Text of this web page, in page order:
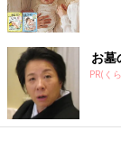
（文・古川はる香
■文中のコメント
末まで）の投稿
※この記事は「た
す。
※記事の内容は記
お墓
PR(く